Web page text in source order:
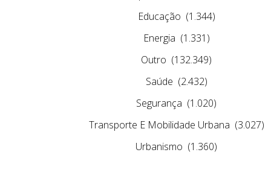
Educação (1.344)
Energia (1.331)
Outro (132.349)
Saúde (2.432)
Segurança (1.020)
Transporte E Mobilidade Urbana (3.027)
Urbanismo (1.360)